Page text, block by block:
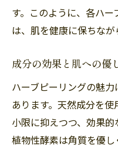
す。このように、各ハ
は、肌を健康に保ちなが
成分の効果と肌への優
ハーブピーリングの魅
あります。天然成分を
小限に抑えつつ、効果的
植物性酵素は角質を優